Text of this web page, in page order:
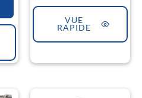
VUE
RAPIDE